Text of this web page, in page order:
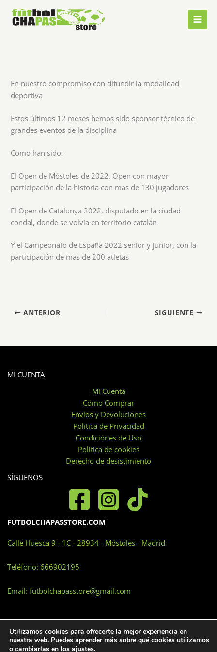
contenido
En nuestro compromiso con difundir la modalidad
deportiva
Estos últimos 12 meses hemos sido sponsor técnico de
grandes eventos de la disciplina
Como han sido:
El Open de Móstoles de 2022, Open con mayor
participación de la historia con mas de 130 jugadores
El Open de Catalunya 2022, disputado en la ciudad
condal, donde se volvía en territorio catalán
Y el Campeonato de España 2022 senior y junior, con la
participación de mas de 200 atletas
ANTERIOR SIGUIENTE
MI CUENTA
Mi Cuenta
Como Comprar
Envíos y Devoluciones
Política de Privacidad
Condiciones de Uso
Política de cookies
Derecho de desistimiento
SÍGUENOS
FUTBOLCHAPASSTORE.COM
Calle Huesca 9 - 1C - 28934 - Móstoles - Madrid
Teléfono: 666902195
Email: futbolchapasstore@gmail.com
Utilizamos cookies para ofrecerte la mejor experiencia en
nuestra web. Puedes aprender más sobre qué cookies utilizamos
o cambiarlas en los ajustes.